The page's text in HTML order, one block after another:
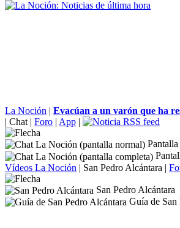
La Noción | Evacúan a un varón que ha
| Chat | Foro | App |
Vídeos La Noción | San Pedro Alcántara |
San Pedro Alcántara
Guía de San